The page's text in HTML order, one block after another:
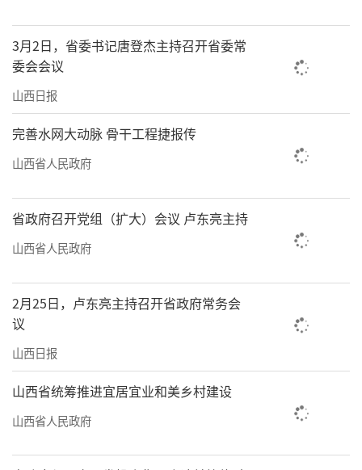
丝绸织造印染企业。
以山西潞安府潞绸织造集团股份有限公司
为龙头，高平市加快推进潞绸产业创新发展，
全力打造集工业化生产、潞绸产品体验、潞绸
文化展示、潞绸织造研学基地于一体的综合性
产业园。2019年，潞绸文化园成功入选第三批
国家工业遗产。依托潞绸文化和国家非遗潞绸
织造技艺，高平市更精心打造潞绸专业镇，全
面推进“农、工、文、旅”一体发展。华美的
潞绸，正成为高平高质量发展的重要引领和闪
耀世界的亮丽名片。
绛州澄泥砚：方寸墨池浴火新生
山川造化，烟火人间。悠悠汾河水蜿蜒南
流，至新绛始放慢脚步，折而向西。这微微顿
足，仿若汾河母亲的深情回眸，不仅孕育了这
古绛重镇的千里沃土，经年沉积、“色古质
3月2日，省委书记唐登杰主持召开省委常
委会会议
山西日报
完善水网大动脉 骨干工程捷报传
山西省人民政府
省政府召开党组（扩大）会议 卢东亮主持
山西省人民政府
2月25日，卢东亮主持召开省政府常务会
议
山西日报
山西省统筹推进宜居宜业和美乡村建设
山西省人民政府